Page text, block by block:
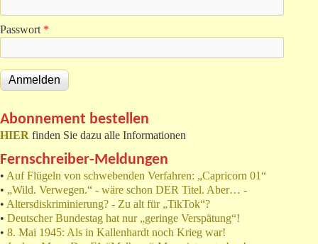
Passwort *
Abonnement bestellen
HIER finden Sie dazu alle Informationen
Fernschreiber-Meldungen
• Auf Flügeln von schwebenden Verfahren: „Capricorn 01“
• „Wild. Verwegen.“ - wäre schon DER Titel. Aber… -
• Altersdiskriminierung? - Zu alt für „TikTok“?
• Deutscher Bundestag hat nur „geringe Verspätung“!
• 8. Mai 1945: Als in Kallenhardt noch Krieg war!